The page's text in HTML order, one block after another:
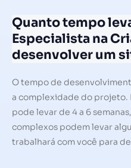
Quanto tempo
Especialista na
desenvolver um
O tempo de
a complexidade do projeto.
pode levar de 4 a 6
complexos podem levar
trabalhará com você para